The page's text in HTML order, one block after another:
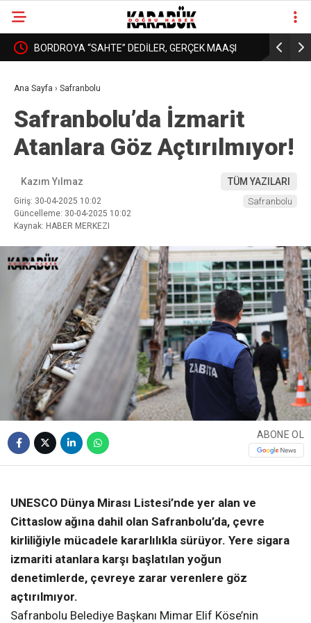
YURT BORDROYA “SAHTE” DEDİLER, GERÇEK MAAŞI
Ana Sayfa › Safranbolu
Safranbolu’da İzmarit
Atanlara Göz Açtırılmıyor!
Kazım Yılmaz TÜM YAZILARI
Giriş: 30-04-2025 10:02
Güncelleme: 30-04-2025 10:02
Kaynak: HABER MERKEZI
Safranbolu
ABONE OL
UNESCO Dünya Mirası Listesi’nde yer alan ve
Cittaslow ağına dahil olan Safranbolu’da, çevre
kirliliğiyle mücadele kararlılıkla sürüyor. Yere sigara
izmariti atanlara karşı başlatılan yoğun
denetimlerde, çevreye zarar verenlere göz
açtırılmıyor.
Safranbolu Belediye Başkanı Mimar Elif Köse’nin